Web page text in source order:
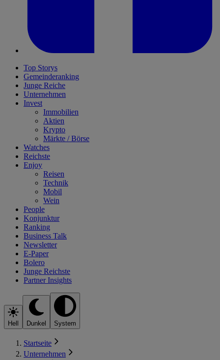
Top Storys
Gemeinderanking
Junge Reiche
Unternehmen
Invest
Immobilien
Aktien
Krypto
Märkte / Börse
Watches
Reichste
Enjoy
Reisen
Technik
Mobil
Wein
People
Konjunktur
Ranking
Business Talk
Newsletter
E-Paper
Bolero
Junge Reichste
Partner Insights
Hell Dunkel System
Startseite
Unternehmen